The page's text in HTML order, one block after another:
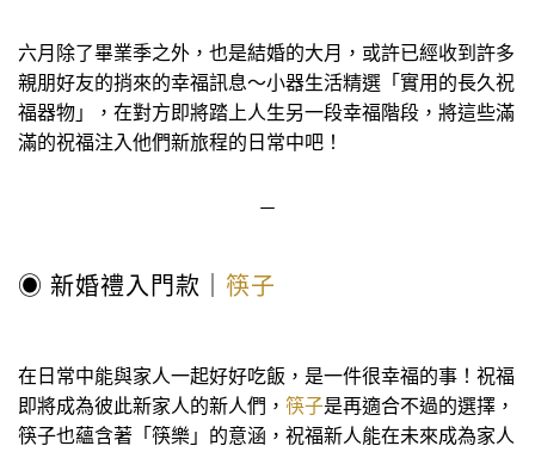
六月除了畢業季之外，也是結婚的大月，或許已經收到許多
親朋好友的捎來的幸福訊息～小器生活精選「實用的長久祝
福器物」，在對方即將踏上人生另一段幸福階段，將這些滿
滿的祝福注入他們新旅程的日常中吧！
－
◉ 新婚禮入門款｜ 筷子
在日常中能與家人一起好好吃飯，是一件很幸福的事！祝福
即將成為彼此新家人的新人們， 筷子是再適合不過的選擇，
筷子也蘊含著「筷樂」的意涵，祝福新人能在未來成為家人